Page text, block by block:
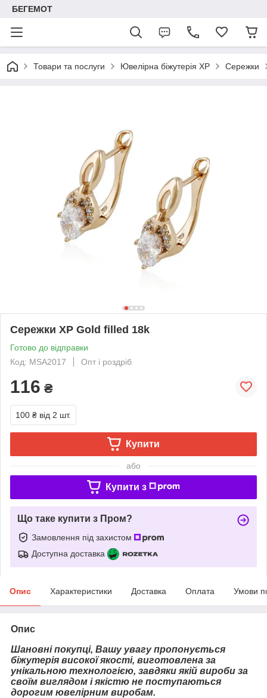
БЕГЕМОТ
Товари та послуги Ювелірна біжутерія XP Сережки
Сережки ХР Gold filled 18k
Готово до відправки
Код: МSA2017
Опт і роздріб
116 ₴
100 ₴ від 2 шт.
Купити
або
Купити з
Що таке купити з Пром?
Замовлення під захистом
Доступна доставка
Опис Характеристики Доставка Оплата Умови
Опис
Шановні покупці, Вашу увагу пропонується
біжутерія високої якості, виготовлена за
унікальною технологією, завдяки якій вироби за
своїм виглядом і якістю не поступаються
дорогим ювелірним виробам.